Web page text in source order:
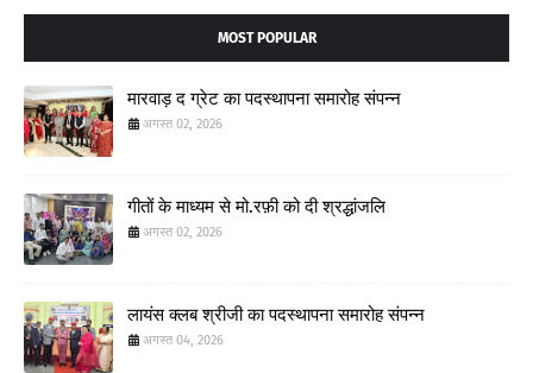
MOST POPULAR
मारवाड़ द ग्रेट का पदस्थापना समारोह संपन्न
अगस्त 02, 2026
गीतों के माध्यम से मो.रफ़ी को दी श्रद्धांजलि
अगस्त 02, 2026
लायंस क्लब श्रीजी का पदस्थापना समारोह संपन्न
अगस्त 04, 2026